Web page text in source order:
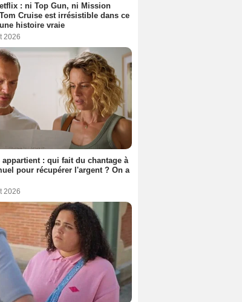
: ni Top Gun, ni Mission
Cruise est irrésistible dans ce
histoire vraie
2026
appartient : qui fait du chantage à
pour récupérer l'argent ? On a
2026